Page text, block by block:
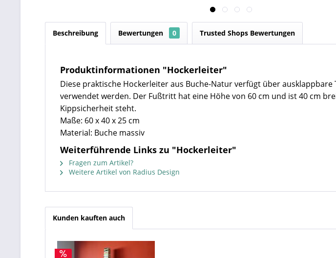
Beschreibung Bewertungen 0 Trusted Shops Bewertungen
Produktinformationen "Hockerleiter"
Diese praktische Hockerleiter aus Buche-Natur verfügt über
verwendet werden. Der Fußtritt hat eine Höhe von 60 cm und ist 40 cm
Kippsicherheit steht.
Maße: 60 x 40 x 25 cm
Material: Buche massiv
Weiterführende Links zu "Hockerleiter"
Fragen zum Artikel?
Weitere Artikel von Radius Design
Kunden kauften auch